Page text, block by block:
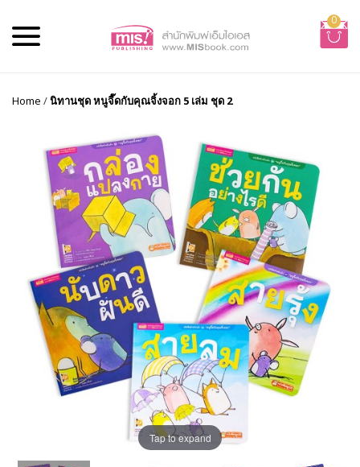
0
Home /นิทานชุด หนูจี๊ดกับคุณจิ้งจอก 5 เล่ม ชุด 2
Tap to expand